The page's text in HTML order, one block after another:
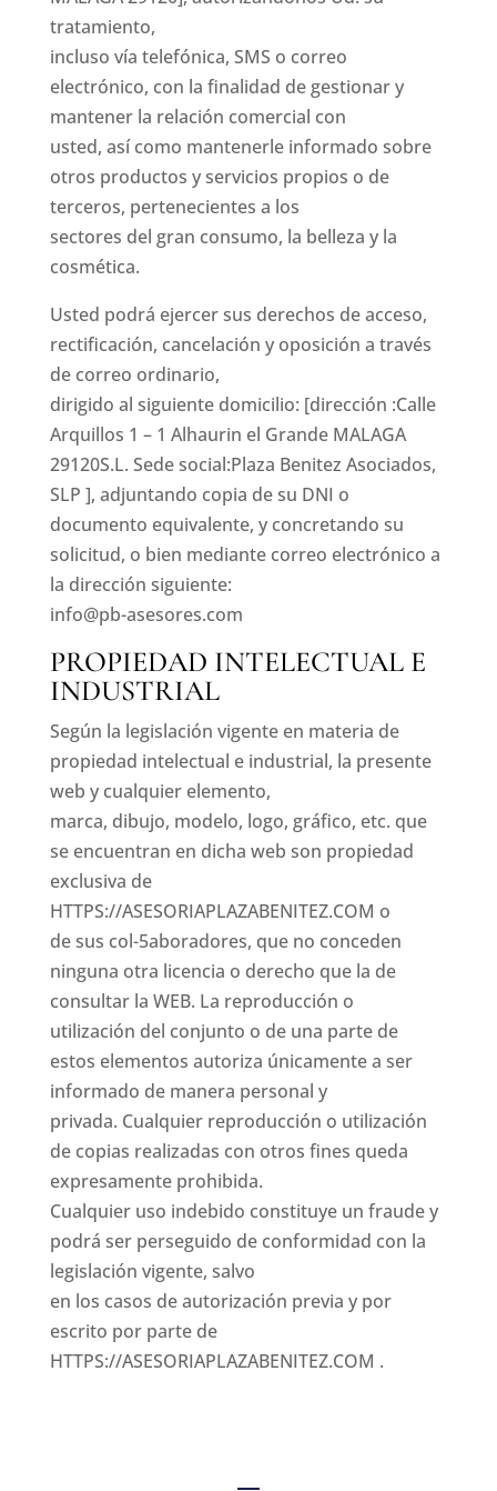
tratamiento,
incluso vía telefónica, SMS o correo
electrónico, con la finalidad de gestionar y
mantener la relación comercial con
usted, así como mantenerle informado sobre
otros productos y servicios propios o de
terceros, pertenecientes a los
sectores del gran consumo, la belleza y la
cosmética.
Usted podrá ejercer sus derechos de acceso,
rectificación, cancelación y oposición a través
de correo ordinario,
dirigido al siguiente domicilio: [dirección :Calle
Arquillos 1 – 1 Alhaurin el Grande MALAGA
29120S.L. Sede social:Plaza Benitez Asociados,
SLP ], adjuntando copia de su DNI o
documento equivalente, y concretando su
solicitud, o bien mediante correo electrónico a
la dirección siguiente:
info@pb-asesores.com
PROPIEDAD INTELECTUAL E
INDUSTRIAL
Según la legislación vigente en materia de
propiedad intelectual e industrial, la presente
web y cualquier elemento,
marca, dibujo, modelo, logo, gráfico, etc. que
se encuentran en dicha web son propiedad
exclusiva de
HTTPS://ASESORIAPLAZABENITEZ.COM o
de sus col-5aboradores, que no conceden
ninguna otra licencia o derecho que la de
consultar la WEB. La reproducción o
utilización del conjunto o de una parte de
estos elementos autoriza únicamente a ser
informado de manera personal y
privada. Cualquier reproducción o utilización
de copias realizadas con otros fines queda
expresamente prohibida.
Cualquier uso indebido constituye un fraude y
podrá ser perseguido de conformidad con la
legislación vigente, salvo
en los casos de autorización previa y por
escrito por parte de
HTTPS://ASESORIAPLAZABENITEZ.COM .